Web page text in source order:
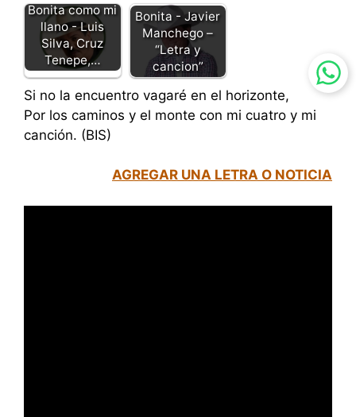
Bonita como mi
llano - Luis
Silva, Cruz
Tenepe,…
Bonita - Javier
Manchego –
“Letra y
cancion”
Si no la encuentro vagaré en el horizonte,
Por los caminos y el monte con mi cuatro y mi
canción. (BIS)
AGREGAR UNA LETRA O NOTICIA